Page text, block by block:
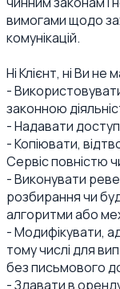
вимогами щодо
комунікацій.
Ні Клієнт, ні Ви не
- Використовувати
законною
- Надавати
- Копіювати,
Сервіс повністю
- Виконувати
розбирання чи
алгоритми або
- Модифікувати,
тому числі для
без письмового
- Здавати в